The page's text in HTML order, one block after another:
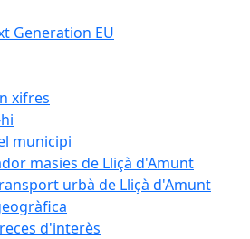
Generation EU
xifres
municipi
masies de Lliçà d'Amunt
urbà de Lliçà d'Amunt
d'interès